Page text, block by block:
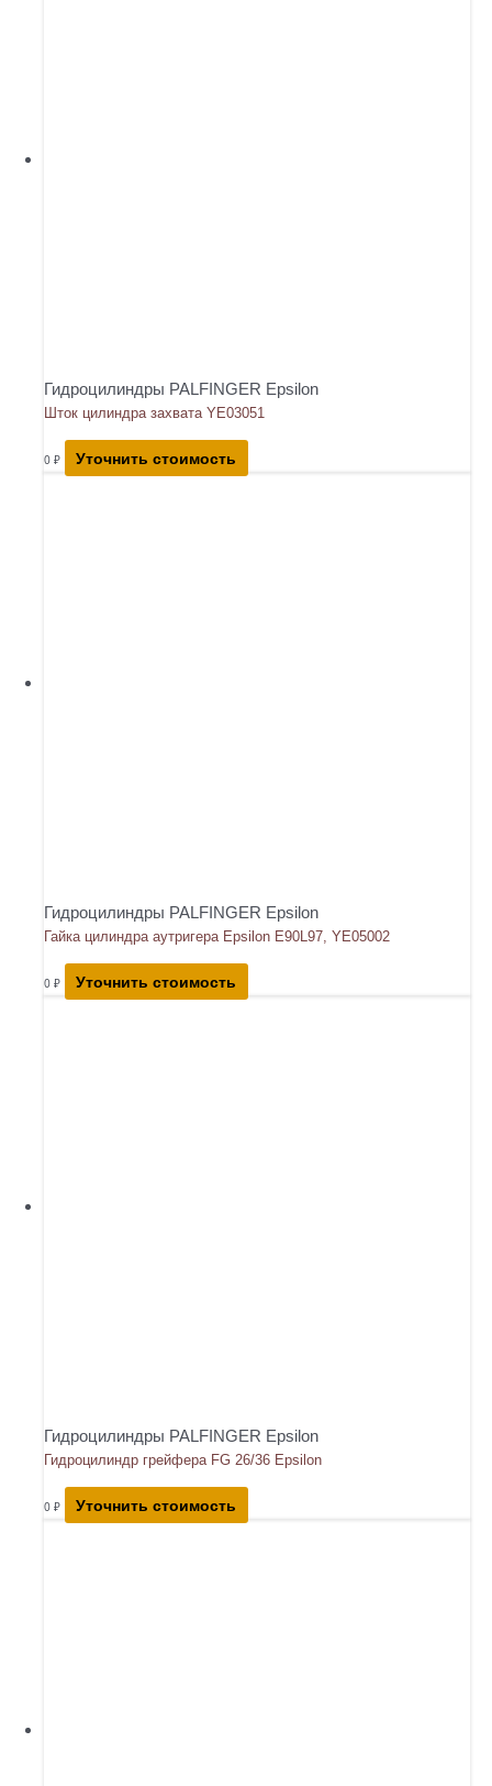
Гидроцилиндры PALFINGER Epsilon
Шток цилиндра захвата YE03051
0 ₽ Уточнить стоимость
Гидроцилиндры PALFINGER Epsilon
Гайка цилиндра аутригера Epsilon E90L97, YE05002
0 ₽ Уточнить стоимость
Гидроцилиндры PALFINGER Epsilon
Гидроцилиндр грейфера FG 26/36 Epsilon
0 ₽ Уточнить стоимость